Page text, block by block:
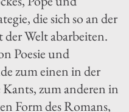
die sich so an der
Welt abarbeiten.
Poesie und
zum einen in der
zum anderen in
Form des Romans,